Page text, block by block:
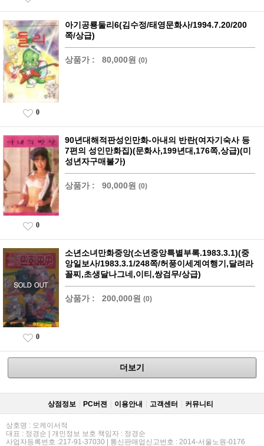
아기공룡둘리6(김수정/태영문화사/1994.7.20/200
쪽/상급)
상품가 : 80,000원 (0)
0
90년대해적판성인만화-아내의 반란(여자기숙사 등
7편의 성인만화집)(문화사,199년대,176쪽,상급)(미
성년자구매불가)
상품가 : 90,000원 (0)
0
소년소녀만화중앙(소년중앙특별부록.1983.3.1)(중
앙일보사/1983.3.1/248쪽/허풍이세계여행기,달려라
꼴찌,초생달나그네,이티,쌍검무/상급)
상품가 : 200,000원 (0)
0
더보기
상점정보 PC버젼 이용안내 고객센터 커뮤니티
상호명 : 오케이서적
대표 : 정경순 | 개인정보 보호 책임자 : 정경순
사업자등록번호 :217-91-37030 | 통신판매업신고번호 : 2014-서울노원-0176